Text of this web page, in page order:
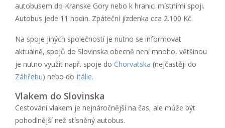
autobusem do Kranske Gory nebo k hranici místními spoji.
Autobus jede 11 hodin. Zpáteční jízdenka cca 2.100 Kč.
Na spoje jiných společností je nutno se informovat
aktuálně, spojů do Slovinska obecně není mnoho, většinou
je nutno využít např. spoje do Chorvatska (nejčastěji do
Záhřebu) nebo do Itálie.
Vlakem do Slovinska
Cestování vlakem je nejnáročnější na čas, ale může být
pohodlnější než stísněný autobus.